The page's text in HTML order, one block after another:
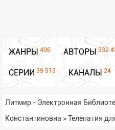
ЖАНРЫ 406 АВТОРЫ 332
СЕРИИ 39 513 КАНАЛЫ 24
Литмир - Электронная
Константиновна >Телепатия